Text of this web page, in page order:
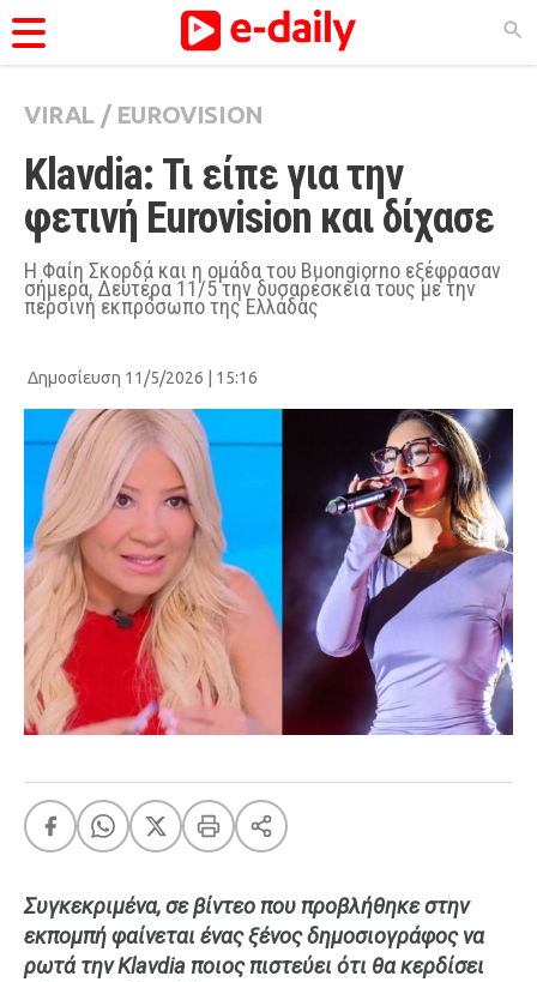
ΚΑΤΗΓΟΡΊΕΣ
Ειδήσεις
Θέματα
Videos
Podcasts
Life
City Guide
Pop Culture
Agenda
FEEDS
Πάσχα Eurovision
OMG LOL
A-List LGBTQI+
VIRAL / EUROVISION
Klavdia: Τι είπε για την
φετινή Eurovision και δίχασε
Η Φαίη Σκορδά και η ομάδα του Buongiorno εξέφρασαν
σήμερα, Δευτέρα 11/5 την δυσαρέσκειά τους με την
περσινή εκπρόσωπο της Ελλάδας
Δημοσίευση 11/5/2026 | 15:16
Συγκεκριμένα, σε βίντεο που προβλήθηκε στην
εκπομπή φαίνεται ένας ξένος δημοσιογράφος να
ρωτά την Klavdia ποιος πιστεύει ότι θα κερδίσει